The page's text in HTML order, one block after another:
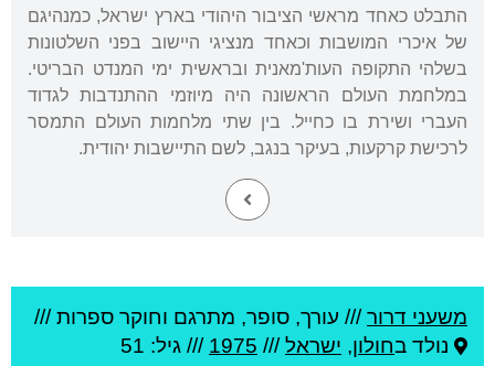
התבלט כאחד מראשי הציבור היהודי בארץ ישראל, כמנהיגם
של איכרי המושבות וכאחד מנציגי היישוב בפני השלטונות
בשלהי התקופה העות'מאנית ובראשית ימי המנדט הבריטי.
במלחמת העולם הראשונה היה מיוזמי ההתנדבות לגדוד
העברי ושירת בו כחייל. בין שתי מלחמות העולם התמסר
לרכישת קרקעות, בעיקר בנגב, לשם התיישבות יהודית.
משעני דרור/// עורך, סופר, מתרגם וחוקר ספרות ///
נולד בחולון, ישראל///
1975 /// גיל: 51